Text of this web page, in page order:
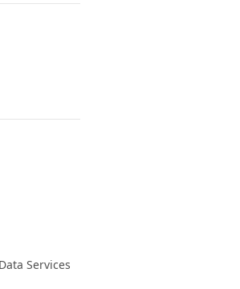
Services